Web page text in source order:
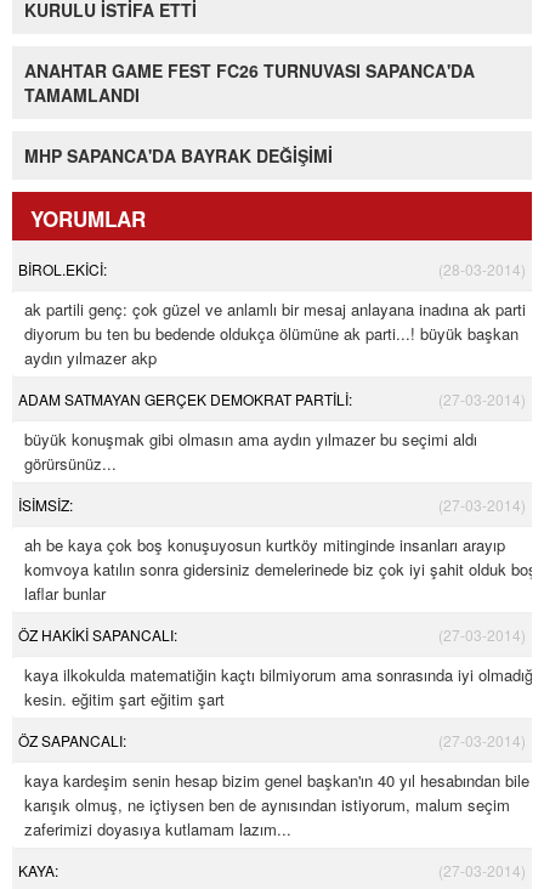
KURULU İSTİFA ETTİ
ANAHTAR GAME FEST FC26 TURNUVASI SAPANCA'DA
TAMAMLANDI
MHP SAPANCA'DA BAYRAK DEĞİŞİMİ
YORUMLAR
BİROL.EKİCİ: (28-03-2014)
ak partili genç: çok güzel ve anlamlı bir mesaj anlayana inadına ak parti
diyorum bu ten bu bedende oldukça ölümüne ak parti...! büyük başkan
aydın yılmazer akp
ADAM SATMAYAN GERÇEK DEMOKRAT PARTİLİ: (27-03-2014)
büyük konuşmak gibi olmasın ama aydın yılmazer bu seçimi aldı
görürsünüz...
İSİMSİZ: (27-03-2014)
ah be kaya çok boş konuşuyosun kurtköy mitinginde insanları arayıp
komvoya katılın sonra gidersiniz demelerinede biz çok iyi şahit olduk boş
laflar bunlar
ÖZ HAKİKİ SAPANCALI: (27-03-2014)
kaya ilkokulda matematiğin kaçtı bilmiyorum ama sonrasında iyi olmadığı
kesin. eğitim şart eğitim şart
ÖZ SAPANCALI: (27-03-2014)
kaya kardeşim senin hesap bizim genel başkan'ın 40 yıl hesabından bile
karışık olmuş, ne içtiysen ben de aynısından istiyorum, malum seçim
zaferimizi doyasıya kutlamam lazım...
KAYA: (27-03-2014)